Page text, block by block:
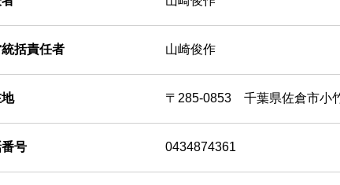
括責任者 山崎俊作
〒285-0853 千葉県佐倉市小
号 0434874361